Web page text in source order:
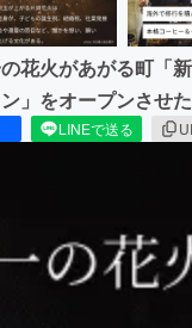
花火があがる町「
」をオープンさせ
LINEで送る